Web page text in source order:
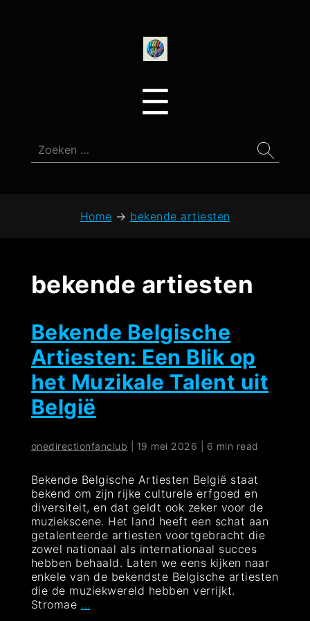
☰
Zoeken
naar:
Home → bekende artiesten
bekende artiesten
Bekende Belgische
Artiesten: Een Blik op
het Muzikale Talent uit
België
onedirectionfanclub 19 mei 2026 6 min read
Bekende Belgische Artiesten België staat
bekend om zijn rijke culturele erfgoed en
diversiteit, en dat geldt ook zeker voor de
muziekscene. Het land heeft een schat aan
getalenteerde artiesten voortgebracht die
zowel nationaal als internationaal succes
hebben behaald. Laten we eens kijken naar
enkele van de bekendste Belgische artiesten
die de muziekwereld hebben verrijkt.
Stromae …